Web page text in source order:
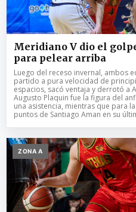
Meridiano V dio el
para pelear arriba
Luego del receso invernal, ambos
partido a pura velocidad de
espacios, sacó ventaja y derrotó a
Augusto Plaquin fue la figura del
una asistencia, mientras que para
puntos de Santiago Aman en su
ZONA A